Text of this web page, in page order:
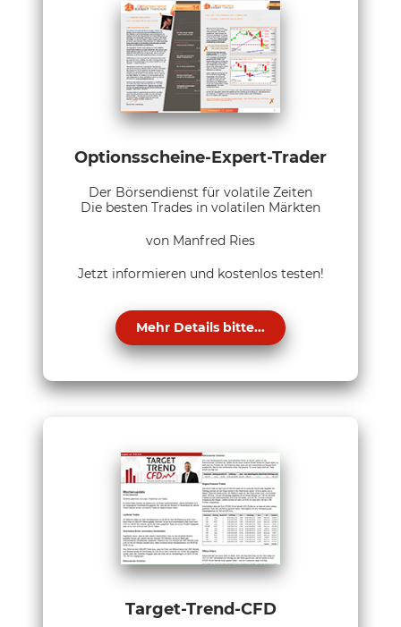
Optionsscheine-Expert-Trader
Der Börsendienst für volatile Zeiten
Die besten Trades in volatilen Märkten
von Manfred Ries
Jetzt informieren und kostenlos testen!
Mehr Details bitte...
Target-Trend-CFD